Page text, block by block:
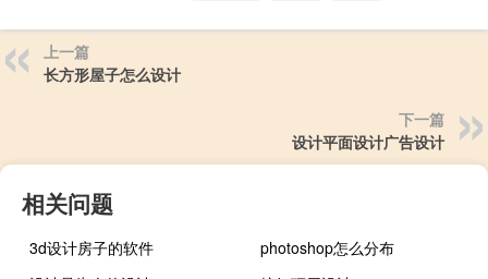
上一篇
长方形屋子怎么设计
下一篇
设计平面设计广告设计
相关问题
3d设计房子的软件
photoshop怎么分布